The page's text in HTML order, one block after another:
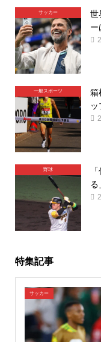
サッカー
世
ー
一般スポーツ
箱
ッ
野球
る
特集記事
サッカー